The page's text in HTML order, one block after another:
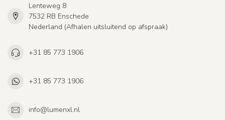
Lenteweg 8
7532 RB Enschede
Nederland (Afhalen uitsluitend op afspraak)
+31 85 773 1906
+31 85 773 1906
info@lumenxl.nl